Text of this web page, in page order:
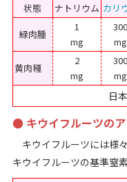
状態
ナトリウム カリ
緑肉腫
1
mg
300
mg
黄肉種
2
mg
300
mg
日
● キウイフルーツの
キウイフルーツには様
キウイフルーツの基準窒